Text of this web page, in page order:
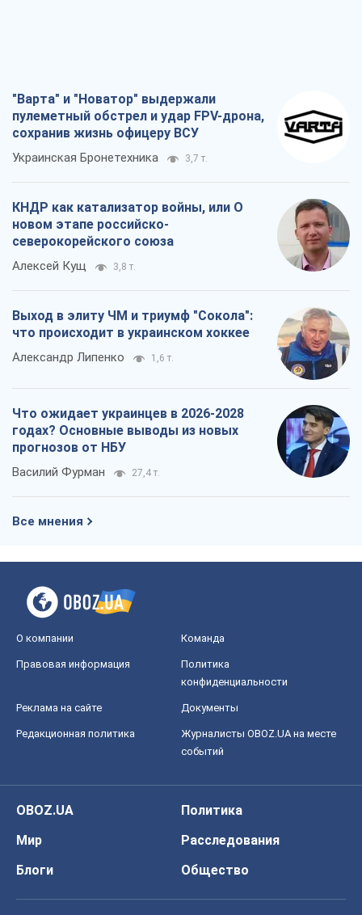
"Варта" и "Новатор" выдержали
пулеметный обстрел и удар FPV-дрона,
сохранив жизнь офицеру ВСУ
Украинская Бронетехника 3,7 т.
КНДР как катализатор войны, или О
новом этапе российско-
северокорейского союза
Алексей Кущ 3,8 т.
Выход в элиту ЧМ и триумф "Сокола":
что происходит в украинском хоккее
Александр Липенко 1,6 т.
Что ожидает украинцев в 2026-2028
годах? Основные выводы из новых
прогнозов от НБУ
Василий Фурман 27,4 т.
Все мнения
О компании Команда
Правовая информация
Политика
конфиденциальности
Реклама на сайте Документы
Редакционная политика
Журналисты OBOZ.UA на месте
событий
OBOZ.UA
Политика
Мир
Расследования
Блоги
Общество